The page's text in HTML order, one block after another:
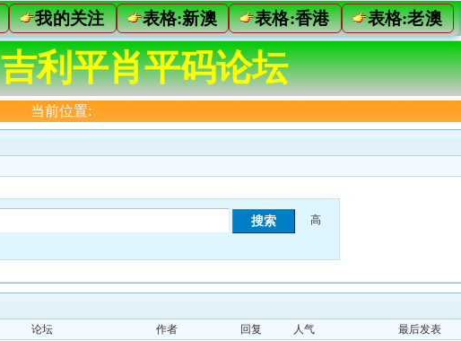
我的关注 表格:新澳 表格:香港 表格:老澳
吉利平肖平码论坛
当前位置:
高
论坛 作者 回复 人气
最后发表